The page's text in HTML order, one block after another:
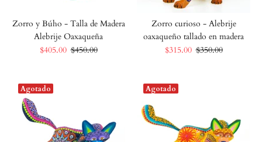
Zorro y Búho - Talla de Madera
Alebrije Oaxaqueña
$405.00 $450.00
Zorro curioso - Alebrije
oaxaqueño tallado en madera
$315.00 $350.00
Agotado Agotado